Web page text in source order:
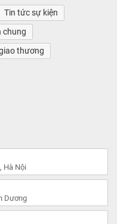
Tin tức sự kiện
chung
thương
Hà Nội
Dương